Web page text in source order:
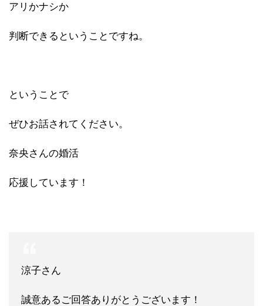
アリかナシか
判断できるということですね。
ということで
ぜひお話されてください。
奈央さんの婚活
応援しています！
涼子さん
誠意あるご回答ありがとうございます！